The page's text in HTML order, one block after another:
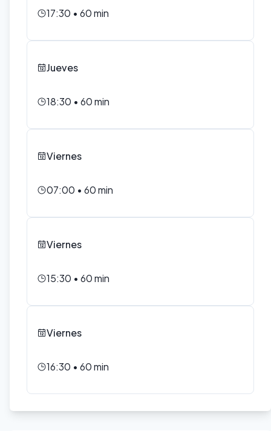
17:30 • 60min
Jueves
18:30 • 60min
Viernes
07:00 • 60min
Viernes
15:30 • 60min
Viernes
16:30 • 60min